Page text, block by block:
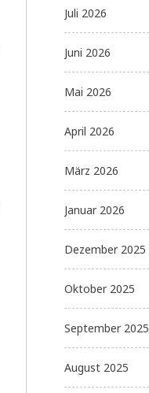
Juli 2026
Juni 2026
Mai 2026
April 2026
März 2026
Januar 2026
Dezember 2025
Oktober 2025
September 2025
August 2025